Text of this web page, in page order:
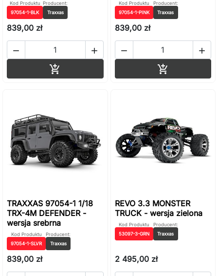
Kod Produktu
97054-1-BLK
Producent:
Traxxas
839,00 zł
 

Kod Produktu
97054-1-PINK
Producent:
Traxxas
839,00 zł
 

TRAXXAS 97054-1 1/18
TRX-4M DEFENDER -
wersja srebrna
Kod Produktu
97054-1-SLVR
Producent:
Traxxas
839,00 zł
REVO 3.3 MONSTER
TRUCK - wersja zielona
Kod Produktu
53097-3-GRN
Producent:
Traxxas
2 495,00 zł